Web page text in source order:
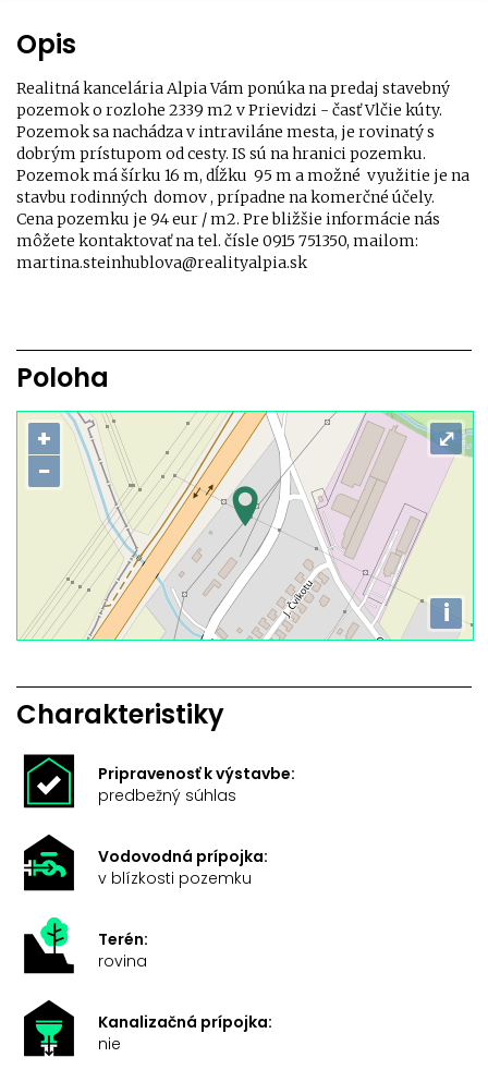
Opis
Realitná kancelária Alpia Vám ponúka na predaj stavebný
pozemok o rozlohe 2339 m2 v Prievidzi - časť Vlčie kúty.
Pozemok sa nachádza v intraviláne mesta, je rovinatý s
dobrým prístupom od cesty. IS sú na hranici pozemku.
Pozemok má šírku 16 m, dĺžku 95 m a možné využitie je na
stavbu rodinných domov , prípadne na komerčné účely.
Cena pozemku je 94 eur / m2. Pre bližšie informácie nás
môžete kontaktovať na tel. čísle 0915 751350, mailom:
martina.steinhublova@realityalpia.sk
Poloha
+
−
i
⤢
Charakteristiky
Pripravenosť k výstavbe:
predbežný súhlas
Vodovodná prípojka:
v blízkosti pozemku
Terén:
rovina
Kanalizačná prípojka:
nie